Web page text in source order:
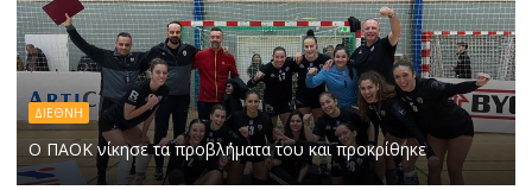
ΔΙΕΘΝΗ
Ο ΠΑΟΚ νίκησε τα προβλήματα του και προκρίθηκε